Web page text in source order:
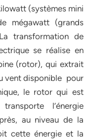
(systèmes mini
mégawatt (grands
transformation de
se réalise en
(rotor), qui extrait
vent disponible pour
le rotor qui est
l’énergie
au niveau de la
cette énergie et la